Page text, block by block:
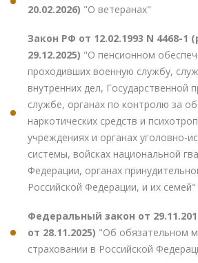
20.02.2026) "О ветеранах"
Закон РФ от 12.02.1993 N 4468-1
29.12.2025) "О пенсионном
проходивших военную службу,
внутренних дел, Государственной
службе, органах по контролю за
наркотических средств и
учреждениях и органах уголовно-
системы, войсках национальной
Федерации, органах
Российской Федерации, и их семей"
Федеральный закон от
от 28.11.2025) "Об обязательном
страховании в Российской